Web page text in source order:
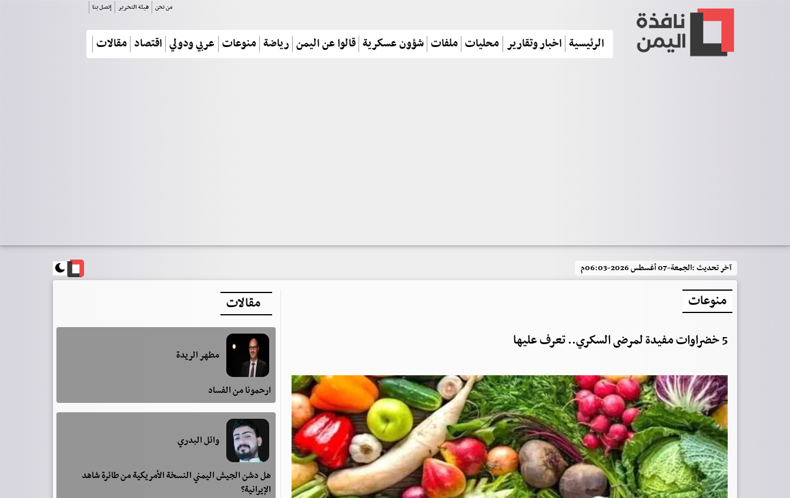
من نحن هيئة التحرير إتصل بنا
الرئيسية اخبار وتقارير محليات ملفات شؤون عسكرية قالوا عن اليمن رياضة منوعات عربي ودولي اقتصاد مقالات
آخر تحديث :الجمعة-07 أغسطس 2026-06:03م
منوعات
5 خضراوات مفيدة لمرضى السكري.. تعرف عليها
مقالات
مطهر الريدة
ارحمونا من الفساد
وائل البدري
هل دشن الجيش اليمني النسخة الأمريكية من طائرة شاهد
الإيرانية؟